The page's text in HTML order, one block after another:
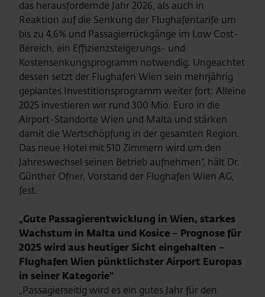
das herausfordernde Jahr 2026, als auch in
Reaktion auf die Senkung der Flughafentarife um
bis zu 4,6% und Passagierrückgänge im Low Cost-
Bereich, ein Effizienzsteigerungs- und
Kostensenkungsprogramm notwendig. Ungeachtet
dessen setzt der Flughafen Wien sein mehrjährig
geplantes Investitionsprogramm weiter fort: Alleine
2025 investieren wir rund 300 Mio. Euro in die
Airport-Standorte Wien und Malta und stärken
damit die Wertschöpfung in der gesamten Region.
Das neue Hotel mit 510 Zimmern wird um den
Jahreswechsel seinen Betrieb aufnehmen“, hält Dr.
Günther Ofner, Vorstand der Flughafen Wien AG,
fest.
„Gute Passagierentwicklung in Wien, starkes
Wachstum in Malta und Kosice – Prognose für
2025 wird aus heutiger Sicht eingehalten –
Flughafen Wien pünktlichster Airport Europas
in seiner Kategorie“
„Passagierseitig wird es ein gutes Jahr für den